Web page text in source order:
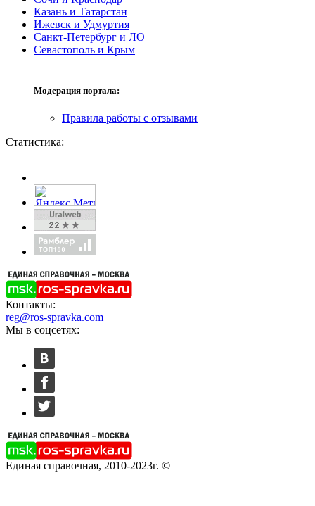
Казань и Татарстан
Ижевск и Удмуртия
Санкт-Петербург и ЛО
Севастополь и Крым
Модерация портала:
Правила работы с отзывами
Статистика:
Контакты:
reg@ros-spravka.com
Мы в соцсетях:
Единая справочная, 2010-2023г. ©